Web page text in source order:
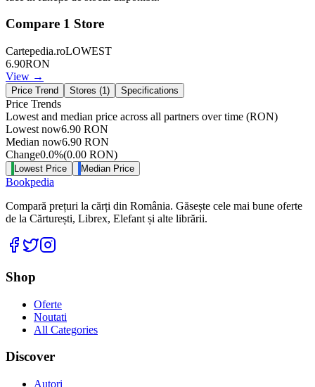
Compare 1 Store
Cartepedia.roLOWEST
6.90RON
View →
Price Trend Stores (1) Specifications
Price Trends
Lowest and median price across all partners over time (RON)
Lowest now6.90 RON
Median now6.90 RON
Change0.0%(0.00 RON)
Lowest Price Median Price
Bookpedia
Compară prețuri la cărți din România. Găsește cele mai bune oferte
de la Cărturești, Librex, Elefant și alte librării.
Facebook
Twitter
Shop
Oferte
Noutati
All Categories
Discover
Autori